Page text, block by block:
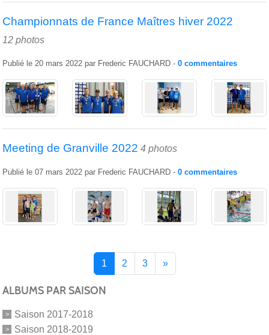
Championnats de France Maîtres hiver 2022
12 photos
Publié le 20 mars 2022 par Frederic FAUCHARD - 0 commentaires
Meeting de Granville 2022 4 photos
Publié le 07 mars 2022 par Frederic FAUCHARD - 0 commentaires
1 2 3 »
ALBUMS PAR SAISON
Saison 2017-2018
Saison 2018-2019